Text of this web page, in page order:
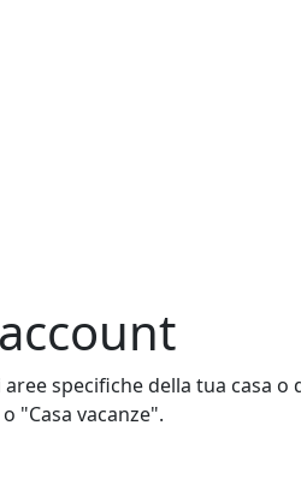
specifiche della tua casa
"Casa vacanze".